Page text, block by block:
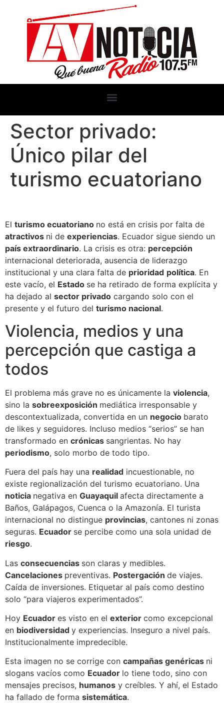
Sector privado:
Único pilar del
turismo ecuatoriano
El turismo ecuatoriano no está en crisis por falta de
atractivos ni de experiencias. Ecuador sigue siendo un
país extraordinario. La crisis es otra: percepción
internacional deteriorada, ausencia de liderazgo
institucional y una clara falta de prioridad política. En
este vacío, el Estado se ha retirado de forma explícita y
ha dejado al sector privado cargando solo con el
presente y el futuro del turismo nacional.
Violencia, medios y una
percepción que castiga a
todos
El problema más grave no es únicamente la violencia,
sino la sobreexposición mediática irresponsable y
descontextualizada, convertida en un negocio barato
de likes y seguidores. Incluso medios “serios” se han
transformado en crónicas sangrientas. No hay
periodismo, solo morbo de todo tipo.
Fuera del país hay una realidad incuestionable, no
existe regionalización del turismo ecuatoriano. Una
noticia negativa en Guayaquil afecta directamente a
Baños, Galápagos, Cuenca o la Amazonía. El turista
internacional no distingue provincias, cantones ni zonas
seguras. Ecuador se percibe como una sola unidad de
riesgo.
Las consecuencias son claras y medibles.
Cancelaciones preventivas. Postergación de viajes.
Caída de inversiones. Etiquetar al país como destino
solo “para viajeros experimentados”.
Hoy Ecuador es visto en el exterior como excepcional
en biodiversidad y experiencias. Inseguro a nivel país.
Institucionalmente impredecible.
Esta imagen no se corrige con campañas genéricas ni
slogans vacíos como Ecuador lo tiene todo, sino con
mensajes precisos, humanos y creíbles. Y ahí, el Estado
ha fallado de forma sistemática.